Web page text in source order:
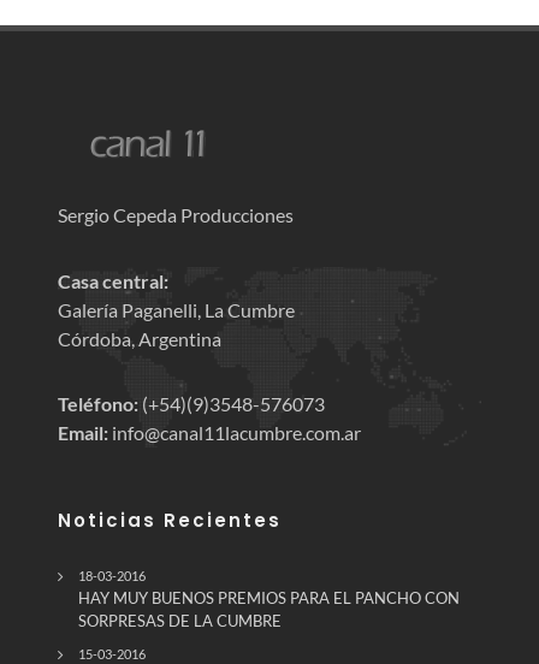
Sergio Cepeda Producciones
Casa central:
Galería Paganelli, La Cumbre
Córdoba, Argentina
Teléfono: (+54)(9)3548-576073
Email: info@canal11lacumbre.com.ar
Noticias Recientes
18-03-2016
HAY MUY BUENOS PREMIOS PARA EL PANCHO CON
SORPRESAS DE LA CUMBRE
15-03-2016